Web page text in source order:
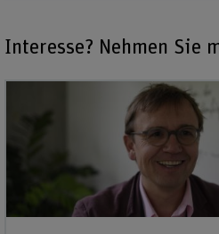
Interesse? Nehmen Sie